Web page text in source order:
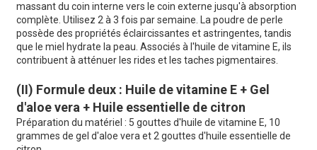
massant du coin interne vers le coin externe jusqu'à absorption
complète. Utilisez 2 à 3 fois par semaine. La poudre de perle
possède des propriétés éclaircissantes et astringentes, tandis
que le miel hydrate la peau. Associés à l'huile de vitamine E, ils
contribuent à atténuer les rides et les taches pigmentaires.
(II) Formule deux : Huile de vitamine E + Gel
d'aloe vera + Huile essentielle de citron
Préparation du matériel : 5 gouttes d'huile de vitamine E, 10
grammes de gel d'aloe vera et 2 gouttes d'huile essentielle de